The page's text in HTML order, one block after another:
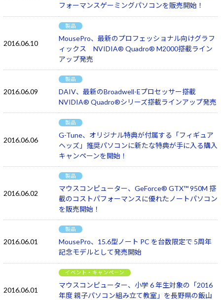
フォーマンスゲーミングパソコンを販売開始！
2016.06.10
製品
MousePro、最新のプロフェッショナル向けグラフ
ィックス NVIDIA® Quadro® M2000搭載ライン
アップ発売
2016.06.09
製品
DAIV、最新のBroadwell-Eプロセッサー搭載
NVIDIA® Quadro®シリーズ搭載ラインアップ発売
2016.06.06
製品
G-Tune、オリジナル特典が付属する「フィギュア
ヘッズ」推奨パソコンに新たな特典が手に入る購入
キャンペーンを開始！
2016.06.02
製品
マウスコンピューター、GeForce® GTX™ 950M 搭
載のコストパフォーマンスに優れたノートパソコン
を販売開始！
2016.06.01
製品
MousePro、15.6型ノート PC を台数限定で 5周年
記念モデルとして発売開始
2016.06.01
イベント・キャンペーン
マウスコンピューター、小学 6 年生対象の「2016
年度 親子パソコン組み立て教室」を長野県の飯山